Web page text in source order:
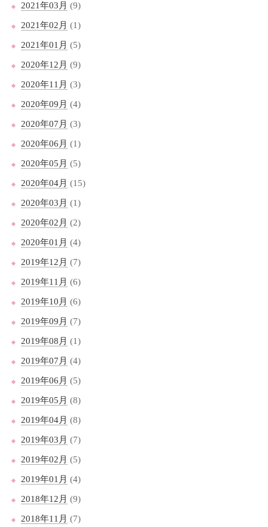
2021年03月 (9)
2021年02月 (1)
2021年01月 (5)
2020年12月 (9)
2020年11月 (3)
2020年09月 (4)
2020年07月 (3)
2020年06月 (1)
2020年05月 (5)
2020年04月 (15)
2020年03月 (1)
2020年02月 (2)
2020年01月 (4)
2019年12月 (7)
2019年11月 (6)
2019年10月 (6)
2019年09月 (7)
2019年08月 (1)
2019年07月 (4)
2019年06月 (5)
2019年05月 (8)
2019年04月 (8)
2019年03月 (7)
2019年02月 (5)
2019年01月 (4)
2018年12月 (9)
2018年11月 (7)